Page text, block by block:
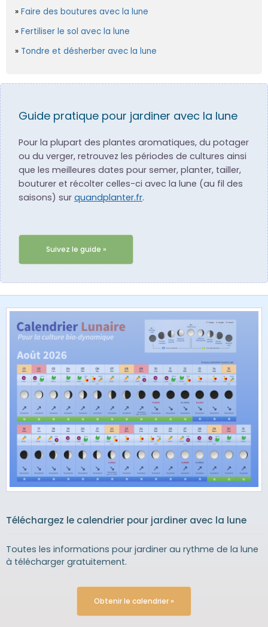
Faire des boutures avec la lune
Fertiliser le sol avec la lune
Tondre et désherber avec la lune
Guide pratique pour jardiner avec la lune
Pour la plupart des plantes aromatiques, du potager
ou du verger, retrouvez les périodes de cultures ainsi
que les meilleures dates pour semer, planter, tailler,
bouturer et récolter celles-ci avec la lune (au fil des
saisons) sur quandplanter.fr.
Suivez le guide »
Téléchargez le calendrier pour jardiner avec la lune
Toutes les informations pour jardiner au rythme de la lune
à télécharger gratuitement.
Obtenir le calendrier »